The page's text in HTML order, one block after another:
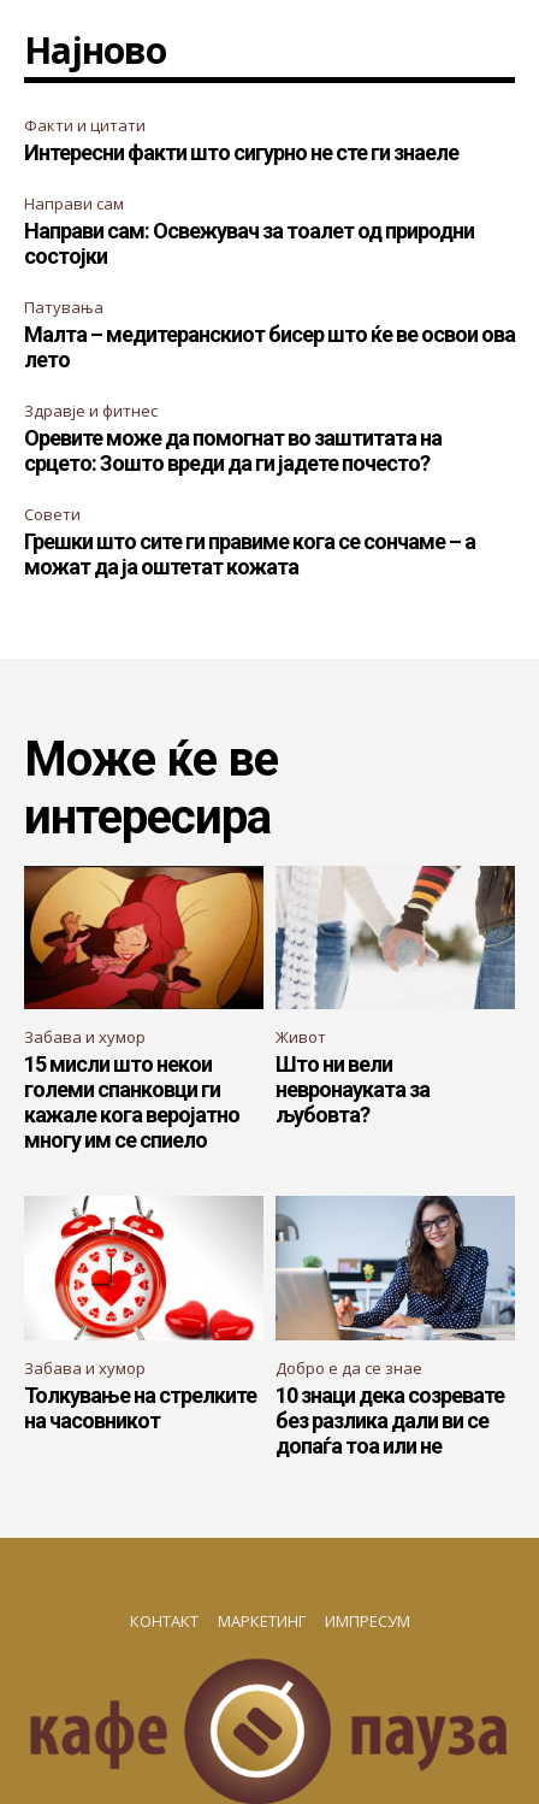
Најново
Факти и цитати
Интересни факти што сигурно не сте ги знаеле
Направи сам
Направи сам: Освежувач за тоалет од природни
состојки
Патувања
Малта – медитеранскиот бисер што ќе ве освои ова
лето
Здравје и фитнес
Оревите може да помогнат во заштитата на
срцето: Зошто вреди да ги јадете почесто?
Совети
Грешки што сите ги правиме кога се сончаме – а
можат да ја оштетат кожата
Може ќе ве
интересира
Забава и хумор
15 мисли што некои
големи спанковци ги
кажале кога веројатно
многу им се спиело
Живот
Што ни вели
невронауката за
љубовта?
Забава и хумор
Толкување на стрелките
на часовникот
Добро е да се знае
10 знаци дека созревате
без разлика дали ви се
допаѓа тоа или не
КОНТАКТ МАРКЕТИНГ ИМПРЕСУМ